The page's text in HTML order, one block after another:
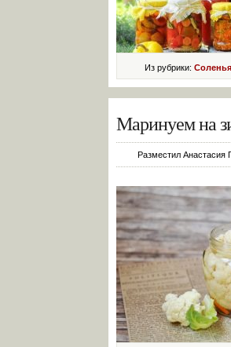
Из рубрики:
Маринуем на
Разместил Анастасия